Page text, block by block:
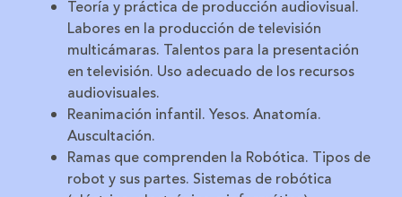
Teoría y práctica de producción audiovisual.
Labores en la producción de televisión
multicámaras. Talentos para la presentación
en televisión. Uso adecuado de los recursos
audiovisuales.
Reanimación infantil. Yesos. Anatomía.
Auscultación.
Ramas que comprenden la Robótica. Tipos de
robot y sus partes. Sistemas de robótica